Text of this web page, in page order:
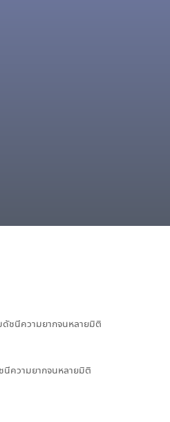
ดัชนีความยากจนหลายมิติ
นีความยากจนหลายมิติ